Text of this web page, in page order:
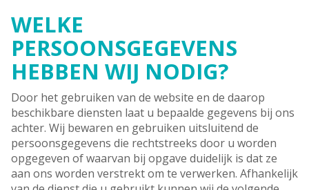
WELKE
PERSOONSGEGEVENS
HEBBEN WIJ NODIG?
Door het gebruiken van de website en de daarop
beschikbare diensten laat u bepaalde gegevens bij ons
achter. Wij bewaren en gebruiken uitsluitend de
persoonsgegevens die rechtstreeks door u worden
opgegeven of waarvan bij opgave duidelijk is dat ze
aan ons worden verstrekt om te verwerken. Afhankelijk